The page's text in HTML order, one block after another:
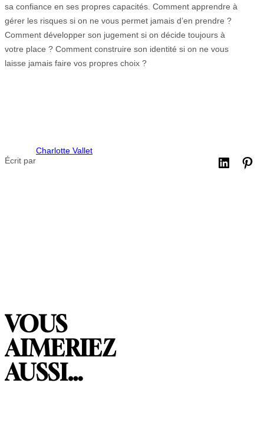
sa confiance en ses propres capacités. Comment apprendre à
gérer les risques si on ne vous permet jamais d’en prendre ?
Comment développer son jugement si on décide toujours à
votre place ? Comment construire son identité si on ne vous
laisse jamais faire vos propres choix ?
Écrit par
Charlotte Vallet
VOUS
AIMERIEZ
AUSSI…